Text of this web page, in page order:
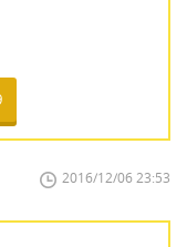
2016/12/06 23:53